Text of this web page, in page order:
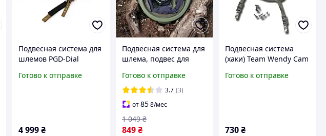
Подвесная система для
шлемов PGD-Dial
Attachment System BOA
Готово к отправке
4 999₴
Подвесная система для
шлема, подвес для
MICH, FAST, арт brg +
противоударные
подушки
Готово к отправке
3.7 (3)
от85 ₴/мес
849 ₴
1 049 ₴
Подвесная система
(хаки) Team Wendy Cam
MICH, ARCH
Готово к отправке
730₴